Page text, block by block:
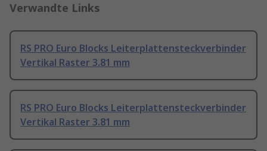
Verwandte Links
RS PRO Euro Blocks Leiterplattensteckverbinder
Vertikal Raster 3.81 mm
RS PRO Euro Blocks Leiterplattensteckverbinder
Vertikal Raster 3.81 mm